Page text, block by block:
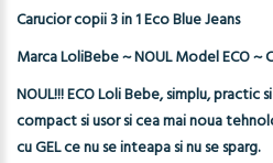
Carucior copii 3 in 1 Eco Blue Jeans
Marca LoliBebe ~ NOUL Model ECO ~
NOUL!!! ECO Loli Bebe, simplu, practic
compact si usor si cea mai noua
cu GEL ce nu se inteapa si nu se sparg.